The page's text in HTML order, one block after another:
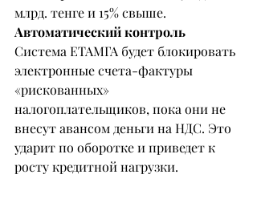
млрд. тенге и 15% свыше.
Автоматический контроль
Система ЕТАМГА будет блокировать
электронные счета-фактуры
«рискованных»
налогоплательщиков, пока они не
внесут авансом деньги на НДС. Это
ударит по оборотке и приведет к
росту кредитной нагрузки.